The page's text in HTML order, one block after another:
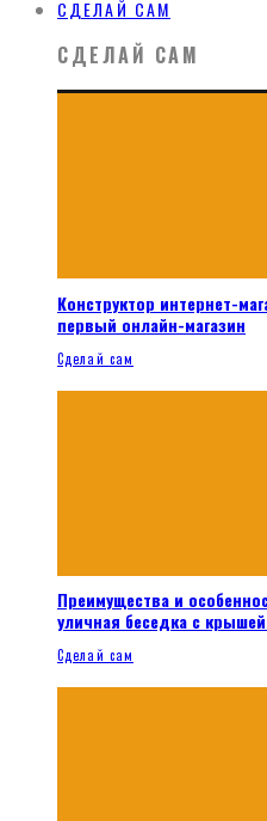
СДЕЛАЙ САМ
СДЕЛАЙ САМ
Конструктор интернет-
первый онлайн-магазин
Сделай сам
Преимущества и
уличная беседка с
Сделай сам